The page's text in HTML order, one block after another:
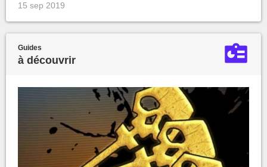
15 sep 2019
Guides
à découvrir